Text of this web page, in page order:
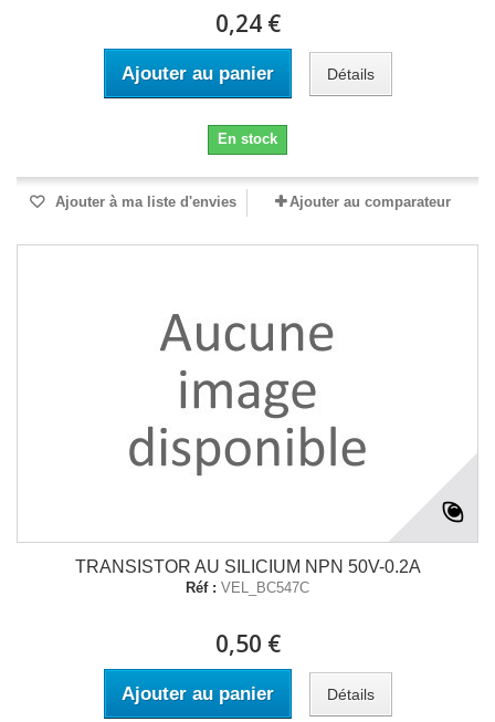
0,24 €
Ajouter au panier Détails
En stock
Ajouter à ma liste d'envies Ajouter au comparateur
TRANSISTOR AU SILICIUM NPN 50V-0.2A
Réf : VEL_BC547C
0,50 €
Ajouter au panier Détails